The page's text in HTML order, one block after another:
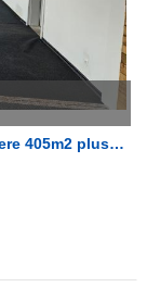
Ihneď na prenájom showroom/sklad o výmere 405m2 plus 92m2 terasa, BA-IV.